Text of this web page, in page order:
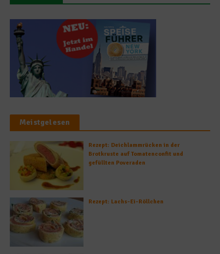
Meistgelesen
Rezept: Deichlammrücken in der
Brotkruste auf Tomatenconfit und
gefüllten Poveraden
Rezept: Lachs-Ei-Röllchen